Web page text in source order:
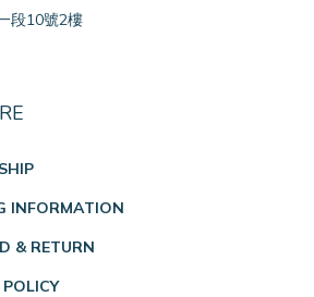
段10號2樓
INFORMATION
& RETURN